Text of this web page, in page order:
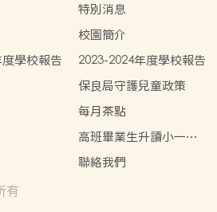
特別消息
校園簡介
學校報告 2023-2024年度學校報告
保良局守護兒童政策
每月茶點
高班畢業生升讀小一概
況
聯絡我們
有